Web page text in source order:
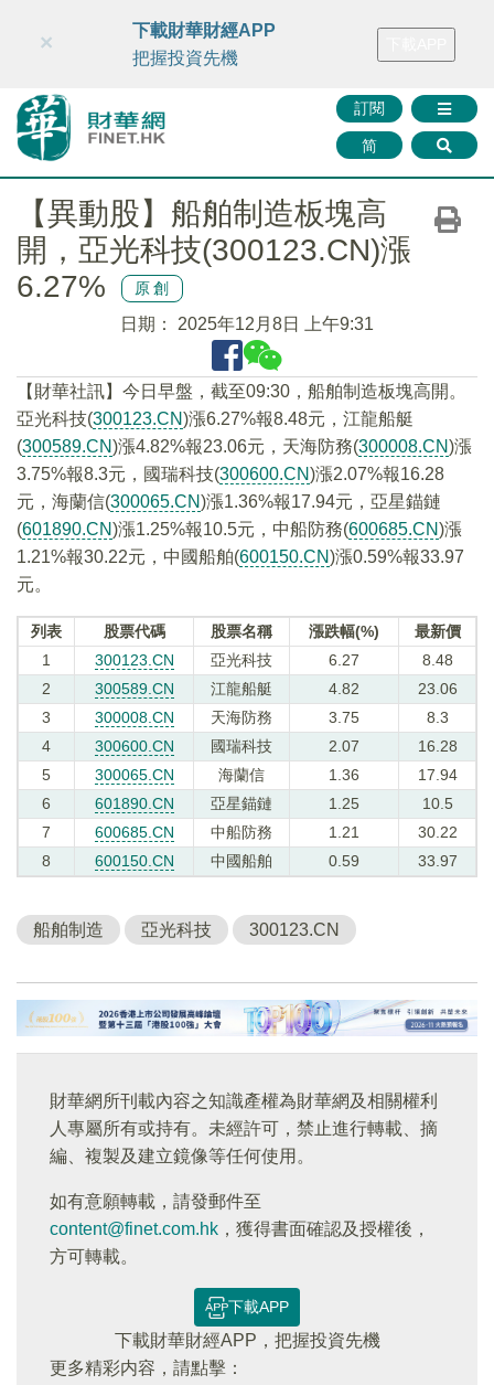
財華智庫網 FINTV FINMETA 財華證券 媒體矩陣
訂閱
简
×
下載財華財經APP
把握投資先機
【異動股】船舶制造板塊高
開，亞光科技(300123.CN)漲
6.27%
原創
日期： 2025年12月8日 上午9:31
【財華社訊】今日早盤，截至09:30，船舶制造板塊高開。
亞光科技(300123.CN)漲6.27%報8.48元，江龍船艇
(300589.CN)漲4.82%報23.06元，天海防務(300008.CN)漲
3.75%報8.3元，國瑞科技(300600.CN)漲2.07%報16.28
元，海蘭信(300065.CN)漲1.36%報17.94元，亞星錨鏈
(601890.CN)漲1.25%報10.5元，中船防務(600685.CN)漲
1.21%報30.22元，中國船舶(600150.CN)漲0.59%報33.97
元。
列表 股票代碼 股票名稱 漲跌幅(%)
最新價
1
300123.CN 亞光科技 6.27
8.48
2
300589.CN 江龍船艇 4.82
23.06
3
300008.CN 天海防務 3.75
8.3
4
300600.CN 國瑞科技 2.07
16.28
5
300065.CN 海蘭信 1.36
17.94
6
601890.CN 亞星錨鏈 1.25
10.5
7
600685.CN 中船防務 1.21
30.22
8
600150.CN 中國船舶 0.59 33.97
船舶制造 亞光科技 300123.CN
財華網所刊載內容之知識產權為財華網及相關權利
人專屬所有或持有。未經許可，禁止進行轉載、摘
編、複製及建立鏡像等任何使用。
如有意願轉載，請發郵件至
content@finet.com.hk ，獲得書面確認及授權後，
方可轉載。
下載APP
下載財華財經APP，把握投資先機
更多精彩内容，請點擊：